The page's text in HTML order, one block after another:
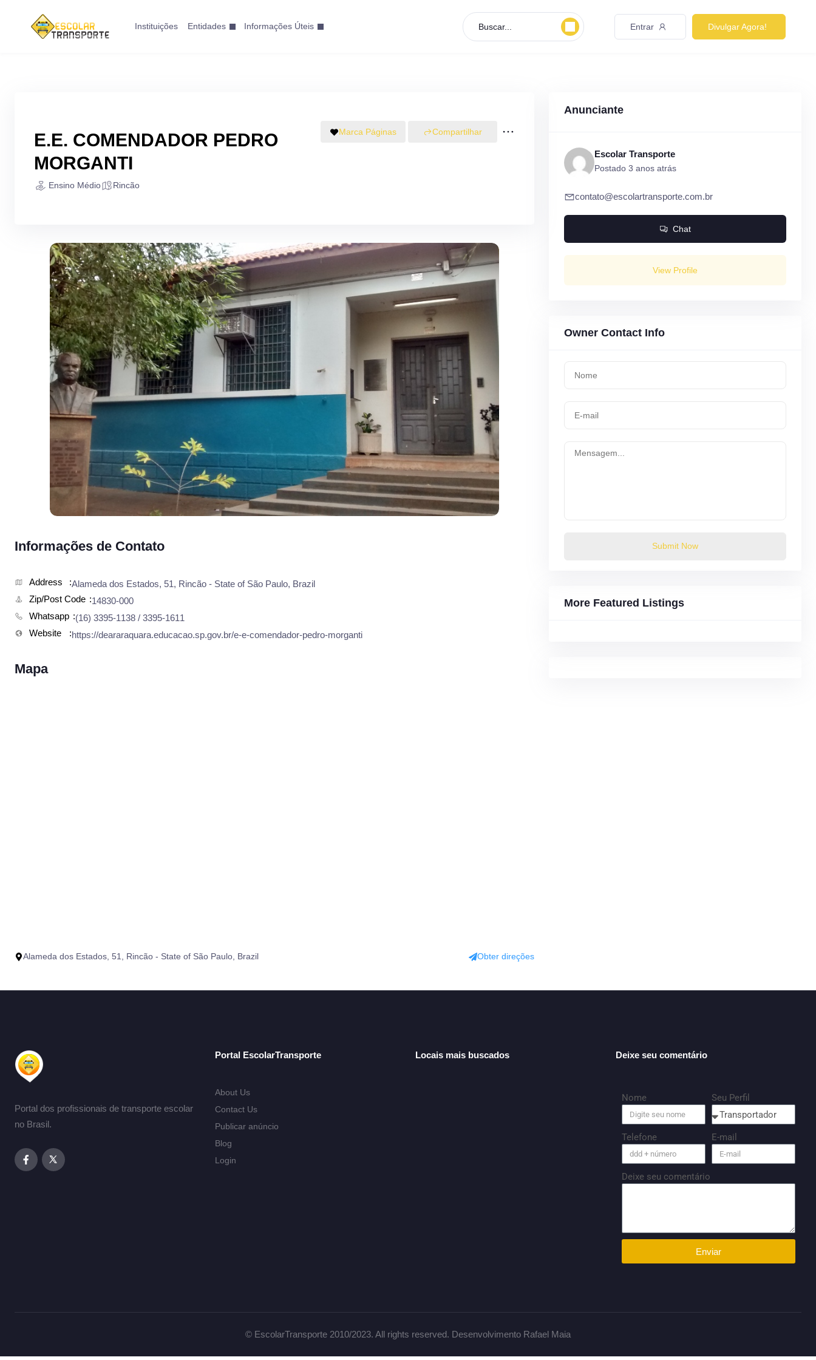
Instituições Entidades Informações Úteis Buscar... Entrar Divulgar Agora!
E.E. COMENDADOR PEDRO
MORGANTI
Marca Páginas Compartilhar
Ensino Médio Rincão
Informações de Contato
Address
Alameda dos Estados, 51, Rincão - State of São Paulo, Brazil
Zip/Post Code
​14830-000
Whatsapp
​(16) 3395-1138 / 3395-1611
Website
https://deararaquara.educacao.sp.gov.br/e-e-comendador-pedro-morganti
Mapa
Alameda dos Estados, 51, Rincão - State of São Paulo, Brazil Obter direções
Anunciante
Escolar Transporte
Postado 3 anos atrás
contato@escolartransporte.com.br
Chat
View Profile
Owner Contact Info
Submit Now
More Featured Listings
Portal dos profissionais de transporte escolar
no Brasil.
Portal EscolarTransporte
About Us
Contact Us
Publicar anúncio
Blog
Login
Locais mais buscados Deixe seu comentário
Nome Seu Perfil
Telefone E-mail
Deixe seu comentário
Enviar
© EscolarTransporte 2010/2023. All rights reserved. Desenvolvimento Rafael Maia